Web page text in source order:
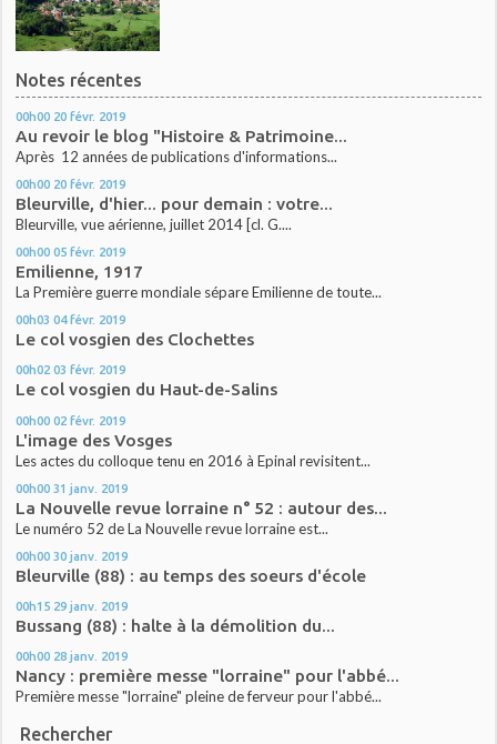
Notes récentes
00h00 20 févr. 2019
Au revoir le blog "Histoire & Patrimoine...
Après 12 années de publications d'informations...
00h00 20 févr. 2019
Bleurville, d'hier... pour demain : votre...
Bleurville, vue aérienne, juillet 2014 [cl. G....
00h00 05 févr. 2019
Emilienne, 1917
La Première guerre mondiale sépare Emilienne de toute...
00h03 04 févr. 2019
Le col vosgien des Clochettes
00h02 03 févr. 2019
Le col vosgien du Haut-de-Salins
00h00 02 févr. 2019
L'image des Vosges
Les actes du colloque tenu en 2016 à Epinal revisitent...
00h00 31 janv. 2019
La Nouvelle revue lorraine n° 52 : autour des...
Le numéro 52 de La Nouvelle revue lorraine est...
00h00 30 janv. 2019
Bleurville (88) : au temps des soeurs d'école
00h15 29 janv. 2019
Bussang (88) : halte à la démolition du...
00h00 28 janv. 2019
Nancy : première messe "lorraine" pour l'abbé...
Première messe "lorraine" pleine de ferveur pour l'abbé...
Rechercher